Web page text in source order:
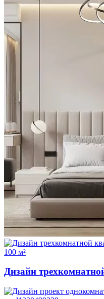
100 м²
Дизайн